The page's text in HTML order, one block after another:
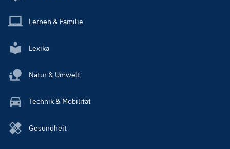
Lernen & Familie
Lexika
Natur & Umwelt
Technik & Mobilität
Gesundheit